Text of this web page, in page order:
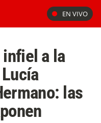
EN VIVO
infiel a la
las